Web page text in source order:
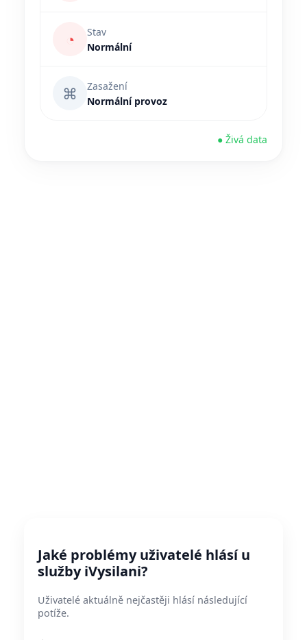
◔
Stav
Normální
⌘
Zasažení
Normální provoz
● Živá data
Jaké problémy uživatelé hlásí u
služby iVysilani?
Uživatelé aktuálně nejčastěji hlásí následující
potíže.